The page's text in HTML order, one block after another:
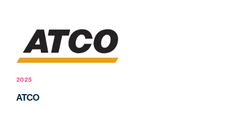
2025
ATCO